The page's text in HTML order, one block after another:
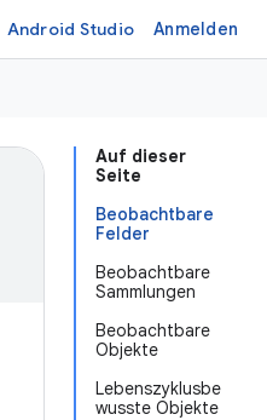
Android Studio Anmelden
Auf dieser
Seite
Beobachtbare
Felder
Beobachtbare
Sammlungen
Beobachtbare
Objekte
Lebenszyklusbe
wusste Objekte